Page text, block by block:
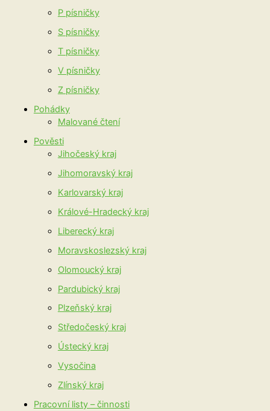
P písničky
S písničky
T písničky
V písničky
Z písničky
Pohádky
Malované čtení
Pověsti
Jihočeský kraj
Jihomoravský kraj
Karlovarský kraj
Králové-Hradecký kraj
Liberecký kraj
Moravskoslezský kraj
Olomoucký kraj
Pardubický kraj
Plzeňský kraj
Středočeský kraj
Ústecký kraj
Vysočina
Zlínský kraj
Pracovní listy – činnosti